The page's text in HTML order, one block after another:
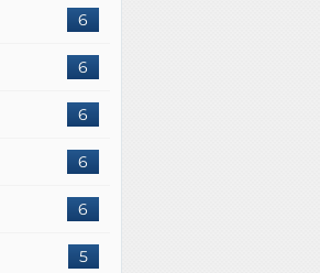
6
6
6
6
6
5